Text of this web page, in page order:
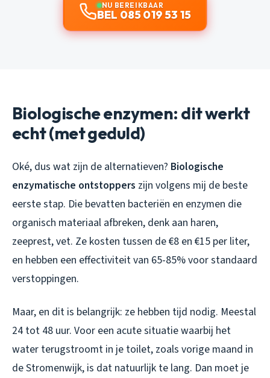
NU BEREIKBAAR
BEL 085 019 53 15
Biologische enzymen: dit werkt
echt (met geduld)
Oké, dus wat zijn de alternatieven? Biologische
enzymatische ontstoppers zijn volgens mij de beste
eerste stap. Die bevatten bacteriën en enzymen die
organisch materiaal afbreken, denk aan haren,
zeeprest, vet. Ze kosten tussen de €8 en €15 per liter,
en hebben een effectiviteit van 65-85% voor standaard
verstoppingen.
Maar, en dit is belangrijk: ze hebben tijd nodig. Meestal
24 tot 48 uur. Voor een acute situatie waarbij het
water terugstroomt in je toilet, zoals vorige maand in
de Stromenwijk, is dat natuurlijk te lang. Dan moet je